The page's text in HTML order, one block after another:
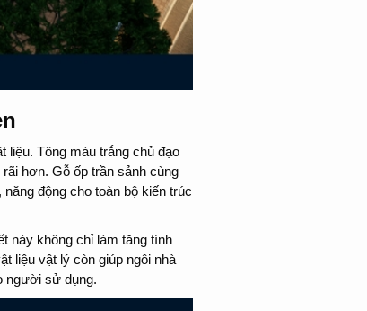
liệu. Tông màu trắng chủ đạo
hơn. Gỗ ốp trần sảnh cùng
động cho toàn bộ kiến trúc
này không chỉ làm tăng tính
liệu vật lý còn giúp ngôi nhà
người sử dụng.